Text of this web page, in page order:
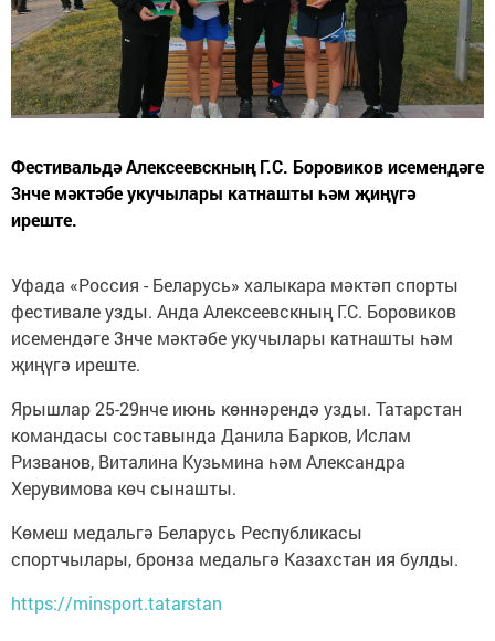
Фестивальдә Алексеевскның Г.С. Боровиков исемендәге
3нче мәктәбе укучылары катнашты һәм җиңүгә
иреште.
Уфада «Россия - Беларусь» халыкара мәктәп спорты
фестивале узды. Анда Алексеевскның Г.С. Боровиков
исемендәге 3нче мәктәбе укучылары катнашты һәм
җиңүгә иреште.
Ярышлар 25-29нче июнь көннәрендә узды. Татарстан
командасы составында Данила Барков, Ислам
Ризванов, Виталина Кузьмина һәм Александра
Херувимова көч сынашты.
Көмеш медальгә Беларусь Республикасы
спортчылары, бронза медальгә Казахстан ия булды.
https://minsport.tatarstan